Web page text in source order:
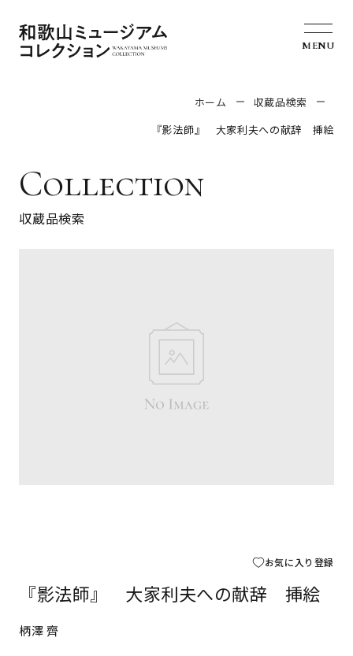
MENU
ホーム
収蔵品検索
『影法師』 大家利夫への献辞 挿絵
Collection
収蔵品検索
お気に入り登録
『影法師』 大家利夫への献辞 挿絵
柄澤 齊